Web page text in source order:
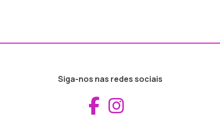
Siga-nos nas redes sociais
Aceder ao